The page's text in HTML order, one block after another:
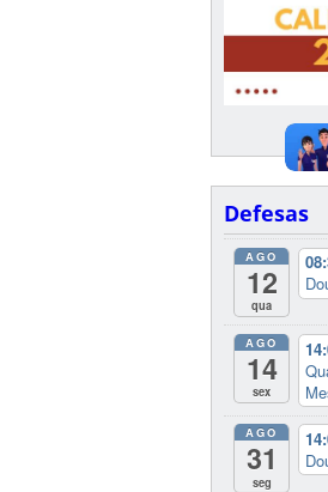
Defesas
AGO
12
qua
AGO
14
sex
AGO
31
seg